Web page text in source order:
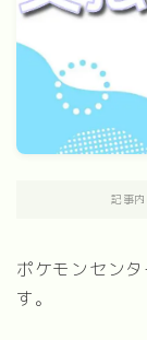
記事
ポケモンセン
す。